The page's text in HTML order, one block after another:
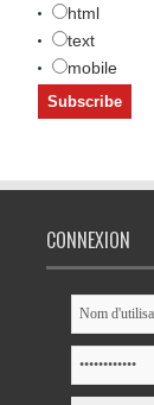
html
text
mobile
CONNEXION